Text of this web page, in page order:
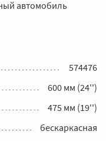
автомобиль
574476
600 мм (24'')
475 мм (19'')
бескаркасная